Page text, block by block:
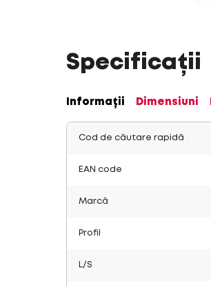
Specificații
Informații Dimensiuni
Cod de căutare rapidă
EAN code
Marcă
Profil
L/S